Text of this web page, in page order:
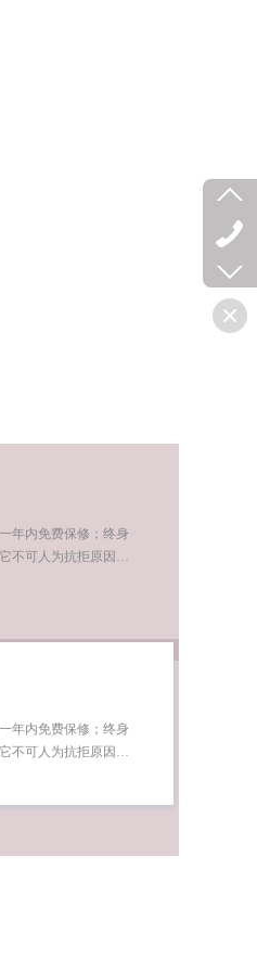
年内免费保修；终身
不可人为抗拒原因…
年内免费保修；终身
不可人为抗拒原因…